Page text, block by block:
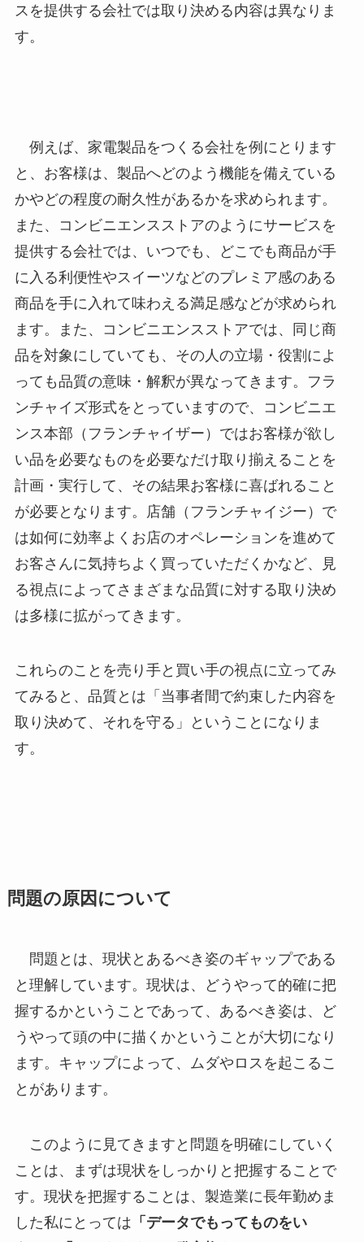
スを提供する会社では取り決める内容は異なりま
す。
例えば、家電製品をつくる会社を例にとります
と、お客様は、製品へどのよう機能を備えている
かやどの程度の耐久性があるかを求められます。
また、コンビニエンスストアのようにサービスを
提供する会社では、いつでも、どこでも商品が手
に入る利便性やスイーツなどのプレミア感のある
商品を手に入れて味わえる満足感などが求められ
ます。また、コンビニエンスストアでは、同じ商
品を対象にしていても、その人の立場・役割によ
っても品質の意味・解釈が異なってきます。フラ
ンチャイズ形式をとっていますので、コンビニエ
ンス本部（フランチャイザー）ではお客様が欲し
い品を必要なものを必要なだけ取り揃えることを
計画・実行して、その結果お客様に喜ばれること
が必要となります。店舗（フランチャイジー）で
は如何に効率よくお店のオペレーションを進めて
お客さんに気持ちよく買っていただくかなど、見
る視点によってさまざまな品質に対する取り決め
は多様に拡がってきます。
これらのことを売り手と買い手の視点に立ってみ
てみると、品質とは「当事者間で約束した内容を
取り決めて、それを守る」ということになりま
す。
問題の原因について
問題とは、現状とあるべき姿のギャップである
と理解しています。現状は、どうやって的確に把
握するかということであって、あるべき姿は、ど
うやって頭の中に描くかということが大切になり
ます。キャップによって、ムダやロスを起こるこ
とがあります。
このように見てきますと問題を明確にしていく
ことは、まずは現状をしっかりと把握することで
す。現状を把握することは、製造業に長年勤めま
した私にとっては 「データでもってものをい